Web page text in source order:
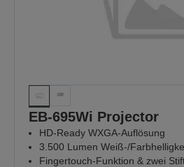
EB-695Wi Projector
HD-Ready WXGA-Auflösung
3.500 Lumen Weiß-/
Fingertouch-Funktion & zwei